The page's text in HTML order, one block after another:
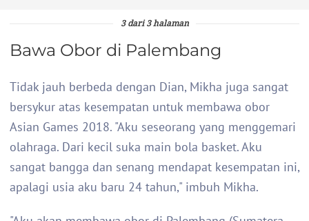
3 dari 3 halaman
Bawa Obor di Palembang
Tidak jauh berbeda dengan Dian, Mikha juga sangat
bersykur atas kesempatan untuk membawa obor
Asian Games 2018. "Aku seseorang yang menggemari
olahraga. Dari kecil suka main bola basket. Aku
sangat bangga dan senang mendapat kesempatan ini,
apalagi usia aku baru 24 tahun," imbuh Mikha.